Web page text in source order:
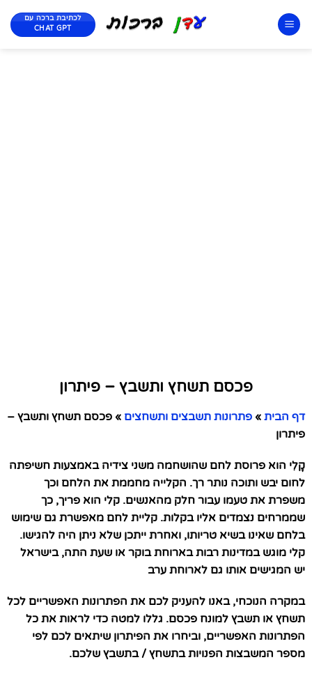
לכתיבת ברכה עם
CHAT GPT
פכסם תשחץ ותשבץ – פיתרון
דף הבית » פתרונות תשבצים ותשחצים » פכסם תשחץ ותשבץ –
פיתרון
קָ‏לִי הוא פרוסת לחם שהושחמה משני צידיה באמצעות חשיפתה
לחום יבש ותוכה נותר רך. הקלייה מחממת את הלחם וכך
משפרת את טעמו עבור חלק מהאנשים. קלי הוא פריך, כך
שממרחים נצמדים אליו בקלות. קליית לחם מאפשרת גם שימוש
בלחם שאינו בשיא טריותו, ואחרת ייתכן שלא ניתן היה להגישו.
קלי מוגש במדינות רבות בארוחת בוקר או שעת התה, בישראל
יש המגישים אותו גם לארוחת ערב
במקרה הנוכחי, באנו להעניק לכם את הפתרונות האפשריים לכל
תשחץ או תשבץ למונח פכסם. גללו למטה כדי לראות את כל
הפתרונות האפשריים, וביחרו את הפיתרון שיתאים לכם לפי
מספר המשבצות הפנויות בתשחץ / בתשבץ שלכם.